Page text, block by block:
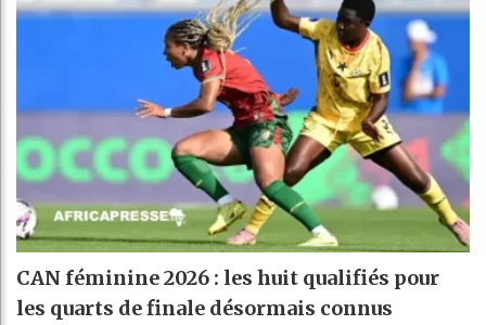
CAN féminine 2026 : les huit qualifiés pour
les quarts de finale désormais connus